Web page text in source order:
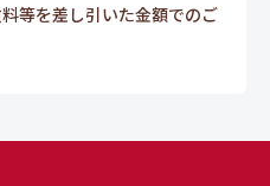
等を差し引いた金額でのご